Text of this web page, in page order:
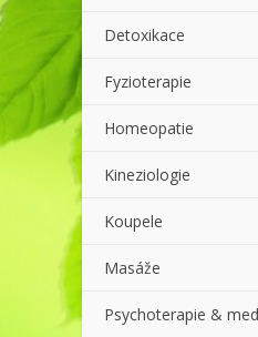
Detoxikace
Fyzioterapie
Homeopatie
Kineziologie
Koupele
Masáže
Psychoterapie &